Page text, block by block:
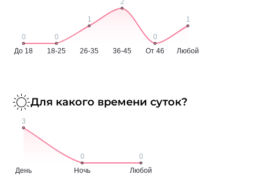
Для какого времени суток?